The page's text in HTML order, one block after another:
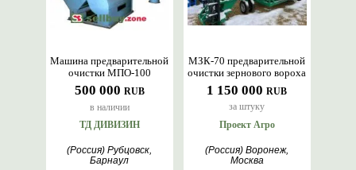
500 000 RUB
в наличии
Машина предварительной
очистки МПО-100
ТД ДИВИЗИН
(Россия) Рубцовск,
Барнаул
1 150 000 RUB
за штуку
МЗК-70 предварительной
очистки зернового вороха
Проект Агро
(Россия) Воронеж,
Москва